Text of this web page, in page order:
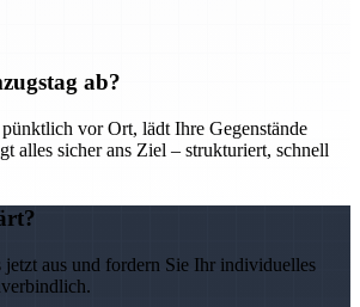
ab?
vor Ort, lädt Ihre Gegenstände
alles sicher ans Ziel – strukturiert, schnell
jetzt aus und fordern Sie Ihr individuelles